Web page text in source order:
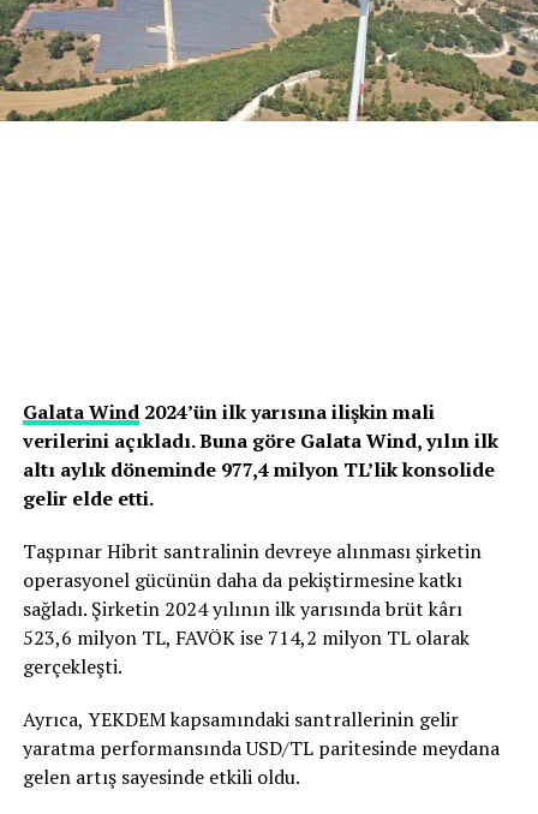
Galata Wind2024’ün ilk yarısına ilişkin mali
verilerini açıkladı. Buna göre Galata Wind, yılın ilk
altı aylık döneminde 977,4 milyon TL’lik konsolide
gelir elde etti.
Taşpınar Hibrit santralinin devreye alınması şirketin
operasyonel gücünün daha da pekiştirmesine katkı
sağladı. Şirketin 2024 yılının ilk yarısında brüt kârı
523,6 milyon TL, FAVÖK ise 714,2 milyon TL olarak
gerçekleşti.
Ayrıca, YEKDEM kapsamındaki santrallerinin gelir
yaratma performansında USD/TL paritesinde meydana
gelen artış sayesinde etkili oldu.